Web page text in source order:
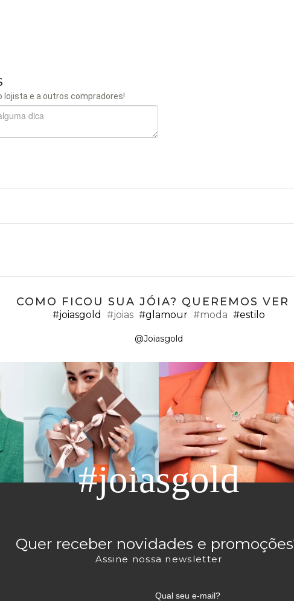
lojista e a outros compradores!
COMO FICOU SUA JÓIA? QUEREMOS VER
#joiasgold #joias #glamour #moda #estilo
@Joiasgold
#joiasgold
Quer receber novidades e
Assine nossa newsletter
Qual seu e-mail?